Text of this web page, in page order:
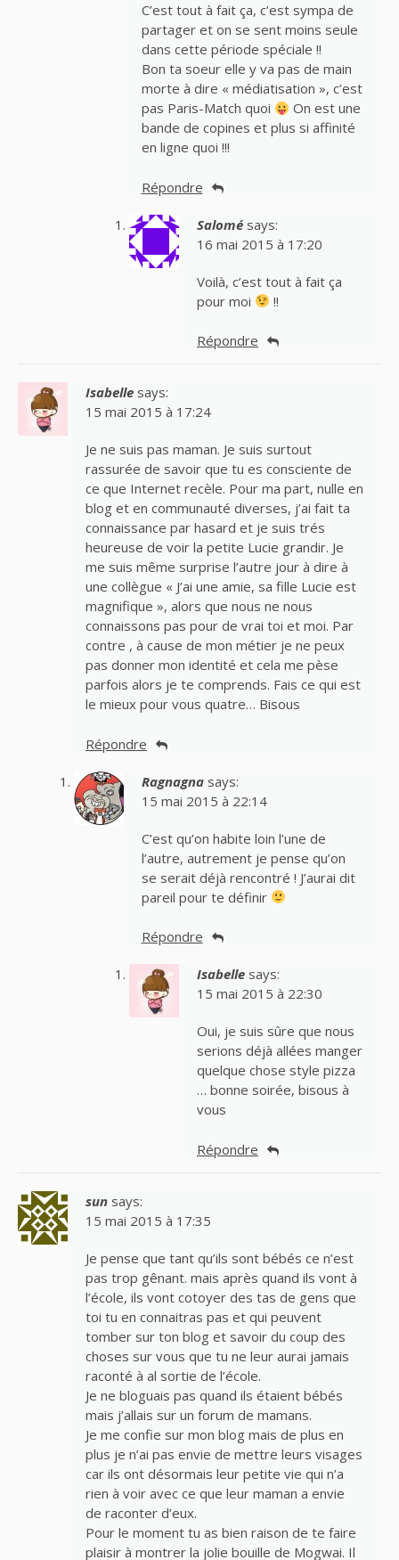
C’est tout à fait ça, c’est sympa de
partager et on se sent moins seule
dans cette période spéciale !!
Bon ta soeur elle y va pas de main
morte à dire « médiatisation », c’est
pas Paris-Match quoi
On est une
bande de copines et plus si affinité
en ligne quoi !!!
Répondre
Salomé says:
16 mai 2015 à 17:20
Voilà, c’est tout à fait ça
pour moi
!!
Répondre
Isabelle says:
15 mai 2015 à 17:24
Je ne suis pas maman. Je suis surtout
rassurée de savoir que tu es consciente de
ce que Internet recèle. Pour ma part, nulle en
blog et en communauté diverses, j’ai fait ta
connaissance par hasard et je suis trés
heureuse de voir la petite Lucie grandir. Je
me suis même surprise l’autre jour à dire à
une collègue « J’ai une amie, sa fille Lucie est
magnifique », alors que nous ne nous
connaissons pas pour de vrai toi et moi. Par
contre , à cause de mon métier je ne peux
pas donner mon identité et cela me pèse
parfois alors je te comprends. Fais ce qui est
le mieux pour vous quatre… Bisous
Répondre
Ragnagna says:
15 mai 2015 à 22:14
C’est qu’on habite loin l’une de
l’autre, autrement je pense qu’on
se serait déjà rencontré ! J’aurai dit
pareil pour te définir
Répondre
Isabelle says:
15 mai 2015 à 22:30
Oui, je suis sûre que nous
serions déjà allées manger
quelque chose style pizza
… bonne soirée, bisous à
vous
Répondre
sun says:
15 mai 2015 à 17:35
Je pense que tant qu’ils sont bébés ce n’est
pas trop gênant. mais après quand ils vont à
l’école, ils vont cotoyer des tas de gens que
toi tu en connaitras pas et qui peuvent
tomber sur ton blog et savoir du coup des
choses sur vous que tu ne leur aurai jamais
raconté à al sortie de l’école.
Je ne bloguais pas quand ils étaient bébés
mais j’allais sur un forum de mamans.
Je me confie sur mon blog mais de plus en
plus je n’ai pas envie de mettre leurs visages
car ils ont désormais leur petite vie qui n’a
rien à voir avec ce que leur maman a envie
de raconter d’eux.
Pour le moment tu as bien raison de te faire
plaisir à montrer la jolie bouille de Mogwai. Il